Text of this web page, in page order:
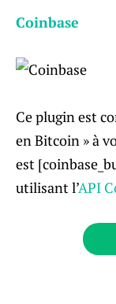
Coinbase
Ce plugin est
en Bitcoin » à
est
utilisant l’API